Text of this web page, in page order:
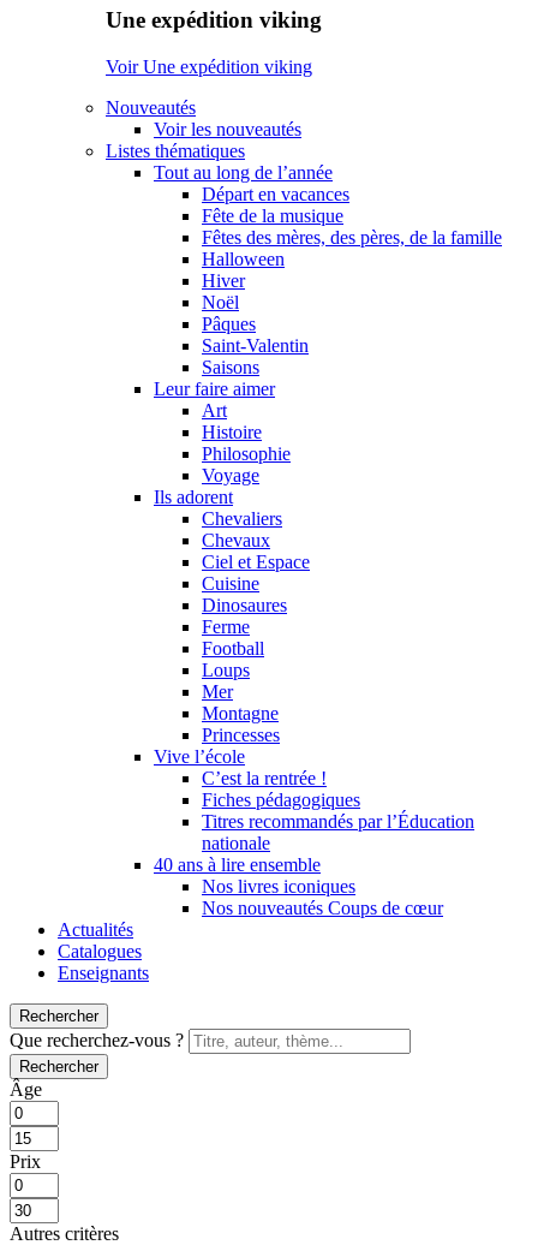
Une expédition viking
Voir Une expédition viking
Nouveautés
Voir les nouveautés
Listes thématiques
Tout au long de l’année
Départ en vacances
Fête de la musique
Fêtes des mères, des pères, de la famille
Halloween
Hiver
Noël
Pâques
Saint-Valentin
Saisons
Leur faire aimer
Art
Histoire
Philosophie
Voyage
Ils adorent
Chevaliers
Chevaux
Ciel et Espace
Cuisine
Dinosaures
Ferme
Football
Loups
Mer
Montagne
Princesses
Vive l’école
C’est la rentrée !
Fiches pédagogiques
Titres recommandés par l’Éducation
nationale
40 ans à lire ensemble
Nos livres iconiques
Nos nouveautés Coups de cœur
Actualités
Catalogues
Enseignants
Rechercher
Que recherchez-vous ?
Rechercher
Âge
Prix
Autres critères